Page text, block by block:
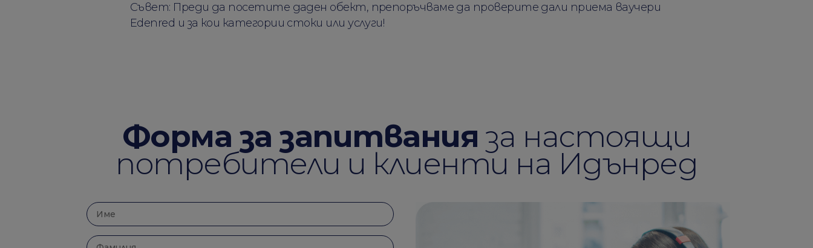
Съвет: Преди да посетите даден обект, препоръчваме да проверите дали приема ваучери
Edenred и за кои категории стоки или услуги!
Форма за запитвания за настоящи
потребители и клиенти на Идънред